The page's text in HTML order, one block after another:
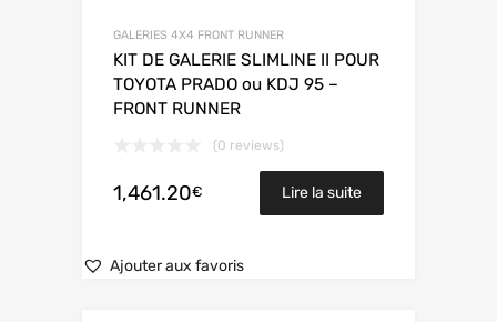
GALERIES 4X4 FRONT RUNNER
KIT DE GALERIE SLIMLINE II POUR
TOYOTA PRADO ou KDJ 95 –
FRONT RUNNER
(0 reviews)
1,461.20€ Lire la suite
Ajouter aux favoris